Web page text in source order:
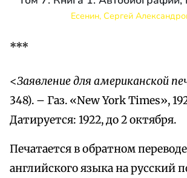
Есенин, Сергей
***
<Заявление для американской
348). – Газ. «New York Times»,
Датируется: 1922, до 2 октября.
Печатается в обратном
английского языка на русский